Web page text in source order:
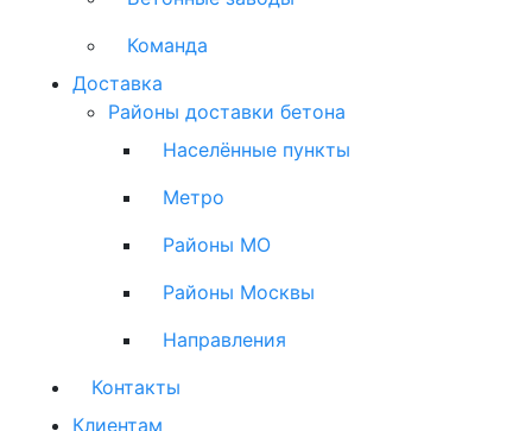
Команда
Доставка
Районы доставки бетона
Населённые пункты
Метро
Районы МО
Районы Москвы
Направления
Контакты
Клиентам